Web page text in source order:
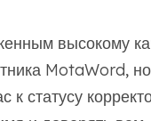
высокому
MotaWord,
к статусу